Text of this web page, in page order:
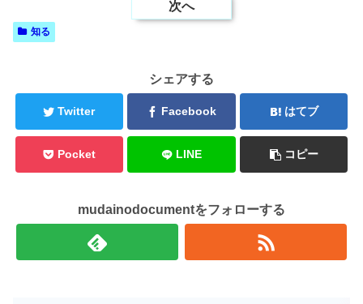
次へ
知る
シェアする
Twitter Facebook はてブ
Pocket LINE コピー
mudainodocumentをフォローする